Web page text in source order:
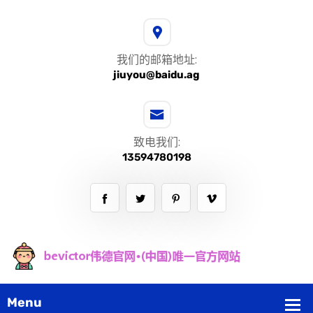
我们的邮箱地址:
jiuyou@baidu.ag
致电我们:
13594780198